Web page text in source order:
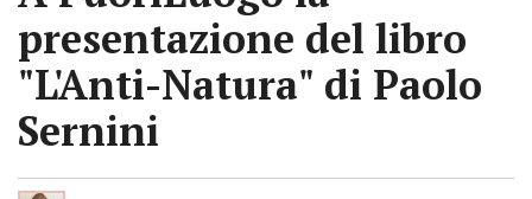
presentazione del libro
"L'Anti-Natura" di Paolo
Sernini